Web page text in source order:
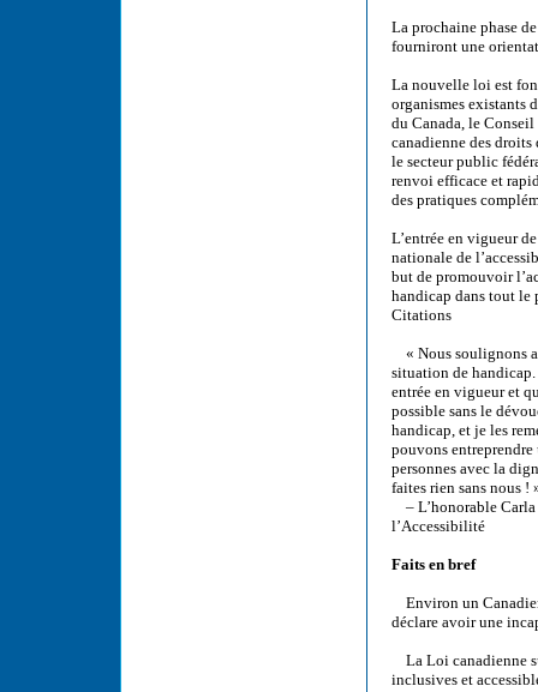
La prochaine phase
fourniront une
La nouvelle loi est
organismes existants
du Canada, le
canadienne des
le secteur public
renvoi efficace et
des pratiques
L’entrée en vigueur
nationale de
but de promouvoir
handicap dans tout le
Citations
« Nous soulignons
situation de
entrée en vigueur et
possible sans le
handicap, et je les
pouvons
personnes avec la
faites rien sans nous !
– L’honorable
l’Accessibilité
Faits en bref
Environ un
déclare avoir une
La Loi canadienne
inclusives et